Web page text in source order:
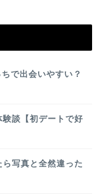
で出会いやすい？
談【初デートで好
ら写真と全然違った